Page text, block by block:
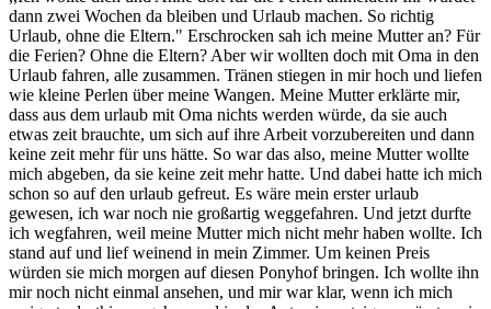
dann zwei Wochen da bleiben und Urlaub machen. So richtig
Urlaub, ohne die Eltern." Erschrocken sah ich meine Mutter an? Für
die Ferien? Ohne die Eltern? Aber wir wollten doch mit Oma in den
Urlaub fahren, alle zusammen. Tränen stiegen in mir hoch und liefen
wie kleine Perlen über meine Wangen. Meine Mutter erklärte mir,
dass aus dem urlaub mit Oma nichts werden würde, da sie auch
etwas zeit brauchte, um sich auf ihre Arbeit vorzubereiten und dann
keine zeit mehr für uns hätte. So war das also, meine Mutter wollte
mich abgeben, da sie keine zeit mehr hatte. Und dabei hatte ich mich
schon so auf den urlaub gefreut. Es wäre mein erster urlaub
gewesen, ich war noch nie großartig weggefahren. Und jetzt durfte
ich wegfahren, weil meine Mutter mich nicht mehr haben wollte. Ich
stand auf und lief weinend in mein Zimmer. Um keinen Preis
würden sie mich morgen auf diesen Ponyhof bringen. Ich wollte ihn
mir noch nicht einmal ansehen, und mir war klar, wenn ich mich